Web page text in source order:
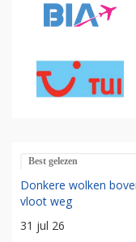
Best gelezen
Donkere wolken
vloot weg
31 jul 26